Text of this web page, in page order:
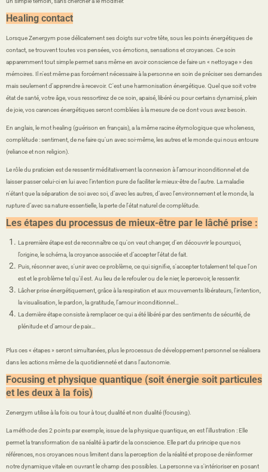
Healing contact
Lorsque Zenergym pose délicatement ses doigts sur votre tête, sous les points énergétiques de
contact, se trouvent toutes vos pensées, vos émotions, sensations et croyances. Ce soin
apparemment tout simple permet sans même en avoir conscience de faire un « nettoyage » des
mémoires. Il n'est même pas forcément nécessaire à la personne en soin de préciser ses demandes
mais seulement d'apprendre à recevoir. C'est une harmonisation énergétique. Quel que soit votre
état de santé, votre âge, vous ressortirez de ce soin, apaisé, libéré ou pour certains dynamisé, plein
de joie, vos carences énergétiques seront comblées à la mesure de ce dont vous avez besoin.
En anglais, le mot healing (guérison en français), a la même racine étymologique que wholeness,
complétude : sentiment, de ne faire qu'un avec soi-même, les autres et le monde qui nous entoure
(reliance et non religion).
Le rôle du praticien est de ressentir méditativement la connexion à l’amour inconditionnel et de
laisser passer celui-ci en lui avec l’intention pure de faciliter le mieux-être de l'autre. La maladie
n'étant que la séparation de soi avec soi, d’avec les autres, d’avec l'environnement et le monde, la
rupture d’avec sa nature essentielle, la perte de l'état naturel de complétude.
Les étapes du processus de mieux-être par le lâché prise :
La première étape est de reconnaître ce qu'on veut changer, d'en découvrir le pourquoi,
l’origine, le schéma, la croyance associée et d’accepter l’état de fait.
Puis, résonner avec, s'unir avec ce problème, ce qui signifie, s'accepter totalement tel que l'on
est et le problème tel qu'il est. Au lieu de le refouler ou de le nier, le percevoir, le ressentir.
Lâcher prise énergétiquement, grâce à la respiration et aux mouvements libérateurs, l'intention,
la visualisation, le pardon, la gratitude, l’amour inconditionnel…
La dernière étape consiste à remplacer ce qui a été libéré par des sentiments de sécurité, de
plénitude et d'amour de paix…
Plus ces « étapes » seront simultanées, plus le processus de développement personnel se réalisera
dans les actions même de la quotidienneté et dans l’autonomie.
Focusing et physique quantique (soit énergie soit particules
et les deux à la fois)
Zenergym utilise à la fois ou tour à tour, dualité et non dualité (focusing).
La méthode des 2 points par exemple, issue de la physique quantique, en est l’illustration : Elle
permet la transformation de sa réalité à partir de la conscience. Elle part du principe que nos
références, nos croyances nous limitent dans la perception de la réalité et propose de réinformer
notre dynamique vitale en ouvrant le champ des possibles. La personne va s'intérioriser en posant